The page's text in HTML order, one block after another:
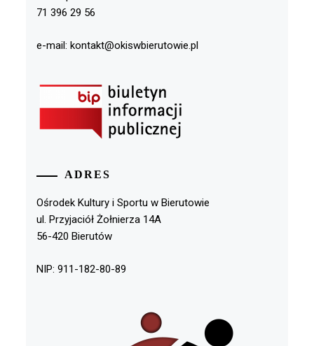
71 396 29 56
e-mail: kontakt@okiswbierutowie.pl
ADRES
Ośrodek Kultury i Sportu w Bierutowie
ul. Przyjaciół Żołnierza 14A
56-420 Bierutów
NIP: 911-182-80-89